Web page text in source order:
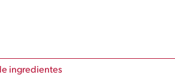
ingredientes